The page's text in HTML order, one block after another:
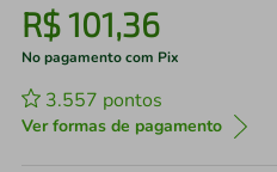
R$101,36
No pagamento com Pix
3.557 pontos
Ver formas de pagamento